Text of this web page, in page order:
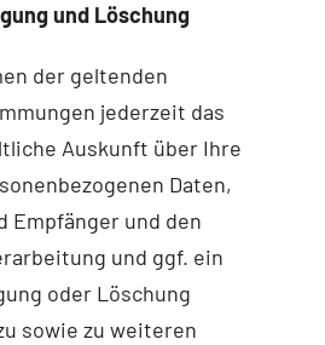
und Löschung
der geltenden
jederzeit das
Auskunft über Ihre
Daten,
Empfänger und den
und ggf. ein
oder Löschung
sowie zu weiteren